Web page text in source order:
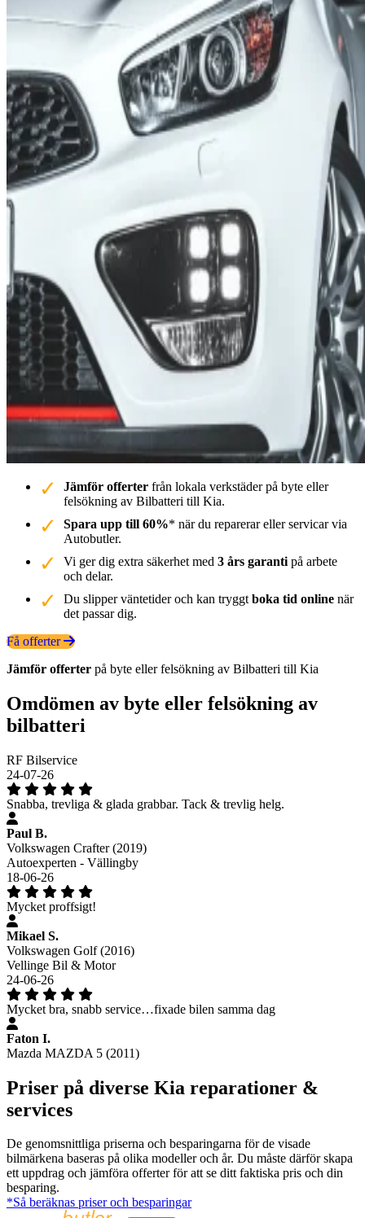
Jämför offerter från lokala verkstäder på byte eller
felsökning av Bilbatteri till Kia.
Spara upp till 60%* när du reparerar eller servicar via
Autobutler.
Vi ger dig extra säkerhet med 3 års garanti på arbete
och delar.
Du slipper väntetider och kan tryggt boka tid online när
det passar dig.
Få offerter
Jämför offerter på byte eller felsökning av Bilbatteri till Kia
Omdömen av byte eller felsökning av
bilbatteri
RF Bilservice
24-07-26
Snabba, trevliga & glada grabbar. Tack & trevlig helg.
Paul B.
Volkswagen Crafter (2019)
Autoexperten - Vällingby
18-06-26
Mycket proffsigt!
Mikael S.
Volkswagen Golf (2016)
Vellinge Bil & Motor
24-06-26
Mycket bra, snabb service…fixade bilen samma dag
Faton I.
Mazda MAZDA 5 (2011)
Priser på diverse Kia reparationer &
services
De genomsnittliga priserna och besparingarna för de visade
bilmärkena baseras på olika modeller och år. Du måste därför skapa
ett uppdrag och jämföra offerter för att se ditt faktiska pris och din
besparing.
*Så beräknas priser och besparingar